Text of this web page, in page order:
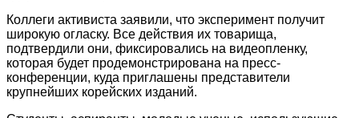
Коллеги активиста заявили, что эксперимент получит
широкую огласку. Все действия их товарища,
подтвердили они, фиксировались на видеопленку,
которая будет продемонстрирована на пресс-
конференции, куда приглашены представители
крупнейших корейских изданий.